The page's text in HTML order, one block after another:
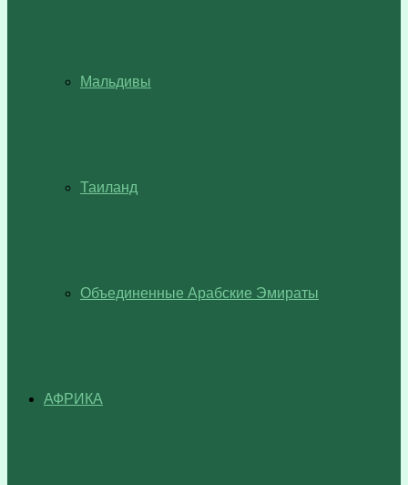
Мальдивы
Таиланд
Объединенные Арабские Эмираты
АФРИКА